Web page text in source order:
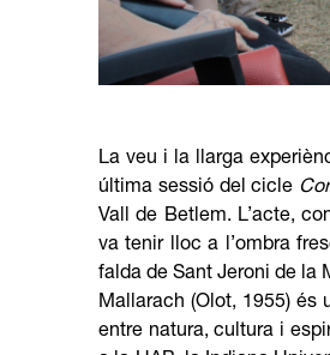
La veu i la llarga
última sessió del cicle
Vall de Betlem. L’acte,
va tenir lloc a l’ombra
falda de Sant Jeroni de la
Mallarach (Olot, 1955) és
entre natura, cultura i